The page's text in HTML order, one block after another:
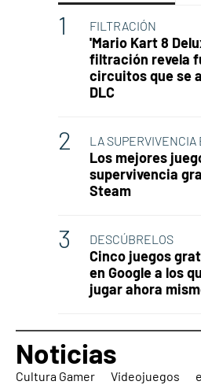
FILTRACIÓN
'Mario Kart 8
filtración revela
circuitos que se
DLC
LA SUPERVIVENCIA
Los mejores
supervivencia
Steam
DESCÚBRELOS
Cinco juegos
en Google a los
jugar ahora
Noticias
Cultura Gamer Videojuegos